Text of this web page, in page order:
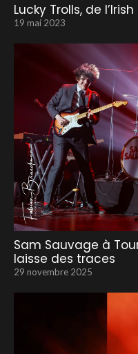
Lucky Trolls, de
19 mai 2023
Sam Sauvage à
laisse des traces
29 novembre 2025